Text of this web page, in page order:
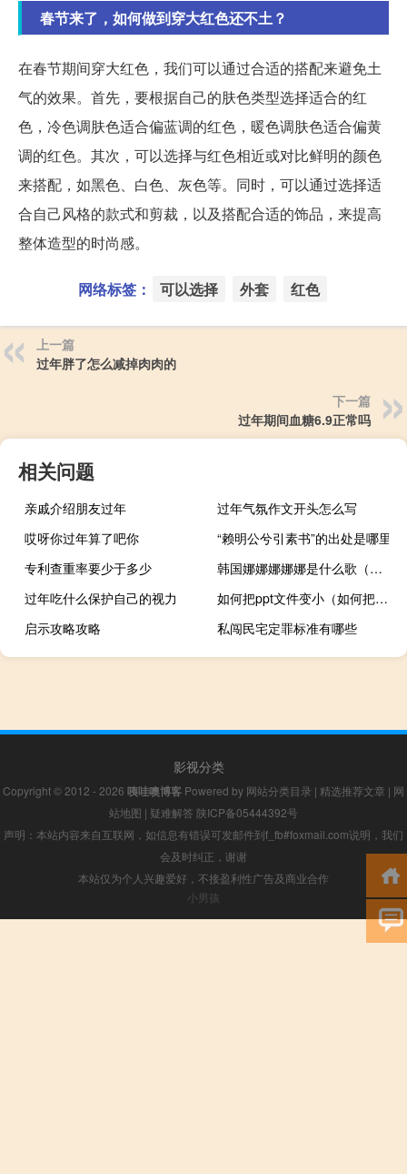
春节来了，如何做到穿大红色还不土？
在春节期间穿大红色，我们可以通过合适的搭配来避免土
气的效果。首先，要根据自己的肤色类型选择适合的红
色，冷色调肤色适合偏蓝调的红色，暖色调肤色适合偏黄
调的红色。其次，可以选择与红色相近或对比鲜明的颜色
来搭配，如黑色、白色、灰色等。同时，可以通过选择适
合自己风格的款式和剪裁，以及搭配合适的饰品，来提高
整体造型的时尚感。
网络标签： 可以选择 外套 红色
上一篇
过年胖了怎么减掉肉肉的
下一篇
过年期间血糖6.9正常吗
相关问题
亲戚介绍朋友过年
过年气氛作文开头怎么写
哎呀你过年算了吧你
“赖明公兮引素书”的出处是哪里
专利查重率要少于多少
韩国娜娜娜娜娜是什么歌（韩国娜娜）
过年吃什么保护自己的视力
如何把ppt文件变小（如何把ppt文件变小）
启示攻略攻略
私闯民宅定罪标准有哪些
影视分类
Copyright © 2012 - 2026 咦哇噢博客 Powered by 网站分类目录 | 精选推荐文章 | 网
站地图 | 疑难解答 陕ICP备05444392号
声明：本站内容来自互联网，如信息有错误可发邮件到f_fb#foxmail.com说明，我们
会及时纠正，谢谢
本站仅为个人兴趣爱好，不接盈利性广告及商业合作
小男孩